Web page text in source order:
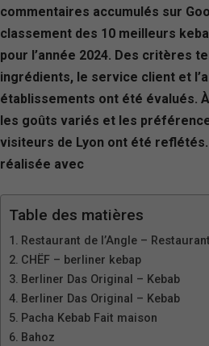
commentaires accumulés sur
classement des 10 meilleurs
pour l’année 2024. Des critères
ingrédients, le service client et
établissements ont été évalués.
les goûts variés et les
visiteurs de Lyon ont été
réalisée avec
Table des matières
Restaurant de l’Angle –
CHËF – berliner kebap
Berliner Das Original – Kebab
Berliner Das Original – Kebab
Pacha Kebab Fait maison
Bahoz